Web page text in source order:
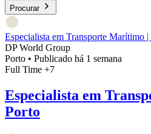
Procurar
Especialista em Transporte Marítimo |
DP World Group
Porto • Publicado há 1 semana
Full Time +7
Especialista em
Porto